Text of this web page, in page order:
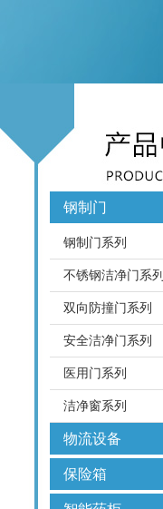
钢制门
钢制门系列
不锈钢洁净门系列
双向防撞门系列
安全洁净门系列
医用门系列
洁净窗系列
物流设备
保险箱